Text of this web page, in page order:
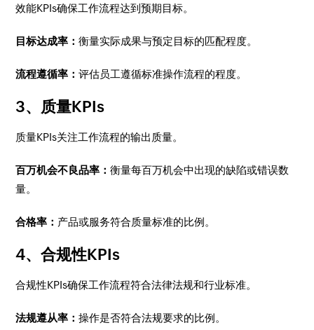
效能KPIs确保工作流程达到预期目标。
目标达成率：衡量实际成果与预定目标的匹配程度。
流程遵循率：评估员工遵循标准操作流程的程度。
3、质量KPIs
质量KPIs关注工作流程的输出质量。
百万机会不良品率：衡量每百万机会中出现的缺陷或错误数
量。
合格率： 产品或服务符合质量标准的比例。
4、合规性KPIs
合规性KPIs确保工作流程符合法律法规和行业标准。
法规遵从率：操作是否符合法规要求的比例。